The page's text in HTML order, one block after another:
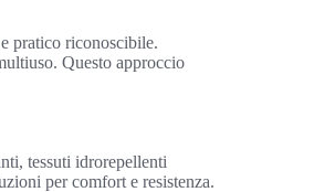
pratico riconoscibile.
Questo approccio
tessuti idrorepellenti
per comfort e resistenza.